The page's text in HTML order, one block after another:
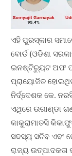
ଏହି ପୁରସ୍କାର
ବୋର୍ଡ (ଓଡିଶା
ଇନଷ୍ଟିଚ୍ୟୁଟ ଅଫ
ପ୍ରାୟୋଜିତ
ନିର୍ଦ୍ଦେଶକ କେ.
ଏଥିରେ ଉଗାଣ୍ଡା
କାକୁରାମାତସି
ସଦସ୍ୟ ସଚିବ ଏବଂ
ରାଜ୍ୟ